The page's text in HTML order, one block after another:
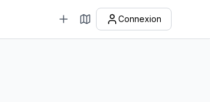
Connexion